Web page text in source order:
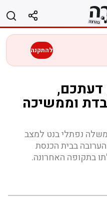
להתקנה
דעתכם,
וממשיכה
נפתלי בנט למצב
בבית הכנסת
בתקופה האחרונה.